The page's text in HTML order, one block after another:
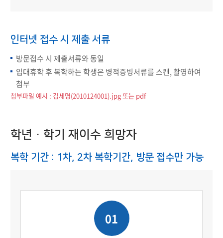
인터넷 접수 시 제출 서류
방문접수 시 제출서류와 동일
입대휴학 후 복학하는 학생은 병적증빙서류를 스캔, 촬영하여
첨부
첨부파일 예시 : 김세명(2010124001).jpg 또는 pdf
학년·학기 재이수 희망자
복학 기간 : 1차, 2차 복학기간, 방문 접수만 가능
01